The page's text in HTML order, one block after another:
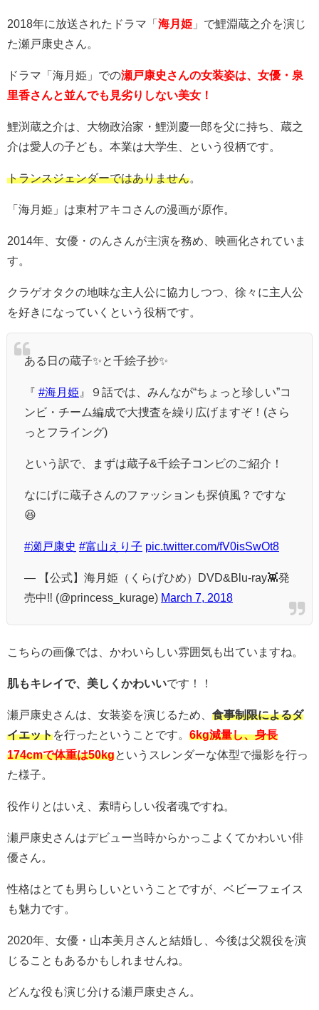
2018年に放送されたドラマ「 海月姫 」で鯉淵蔵之介を演じ
た瀬戸康史さん。
ドラマ「海月姫」での瀬戸康史さんの女装姿は、女優・泉
里香さんと並んでも見劣りしない美女！
鯉渕蔵之介は、大物政治家・鯉渕慶一郎を父に持ち、蔵之
介は愛人の子ども。本業は大学生、という役柄です。
トランスジェンダーではありません。
「海月姫」は東村アキコさんの漫画が原作。
2014年、女優・のんさんが主演を務め、映画化されていま
す。
クラゲオタクの地味な主人公に協力しつつ、徐々に主人公
を好きになっていくという役柄です。
ある日の蔵子✨と千絵子抄✨
『 #海月姫 』９話では、みんなが“ちょっと珍しい”コ
ンビ・チーム編成で大捜査を繰り広げますぞ！(さら
っとフライング)
という訳で、まずは蔵子&千絵子コンビのご紹介！
なにげに蔵子さんのファッションも探偵風？ですな
😆
#瀬戸康史 #富山えり子 pic.twitter.com/fV0isSwOt8
— 【公式】海月姫（くらげひめ）DVD&Blu-ray👾発
売中‼️ (@princess_kurage) March 7, 2018
こちらの画像では、かわいらしい雰囲気も出ていますね。
肌もキレイで、美しくかわいいです！！
瀬戸康史さんは、女装姿を演じるため、 食事制限によるダ
イエットを行ったということです。 6kg減量し、身長
174cmで体重は50kgというスレンダーな体型で撮影を行っ
た様子。
役作りとはいえ、素晴らしい役者魂ですね。
瀬戸康史さんはデビュー当時からかっこよくてかわいい俳
優さん。
性格はとても男らしいということですが、ベビーフェイス
も魅力です。
2020年、女優・山本美月さんと結婚し、今後は父親役を演
じることもあるかもしれませんね。
どんな役も演じ分ける瀬戸康史さん。